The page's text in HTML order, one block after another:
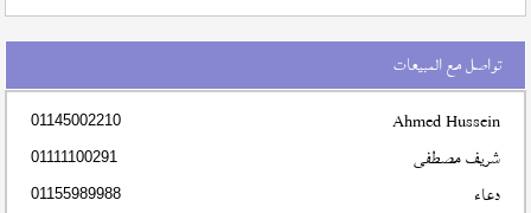
تواصل مع المبيعات
Ahmed Hussein
01145002210
شريف مصطفى 01111100291
دعاء 01155989988